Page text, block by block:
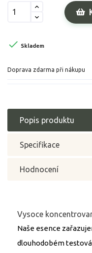
 Skladem
Doprava zdarma při nákupu
Popis produktu
Specifikace
Hodnocení
Vysoce
Naše esence
dlouhodobém